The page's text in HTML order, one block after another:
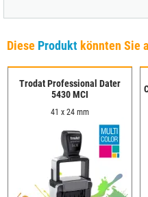
Diese Produkt könnten Sie
Trodat Professional Dater
5430 MCI
41 x 24 mm